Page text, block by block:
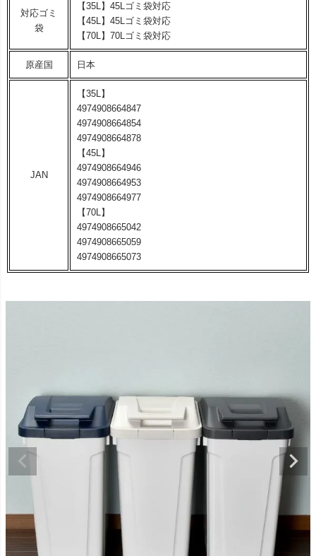
対応ゴミ
袋
【35L】45Lゴミ袋対応
【45L】45Lゴミ袋対応
【70L】70Lゴミ袋対応
原産国 日本
JAN
【35L】
4974908664847
4974908664854
4974908664878
【45L】
4974908664946
4974908664953
4974908664977
【70L】
4974908665042
4974908665059
4974908665073